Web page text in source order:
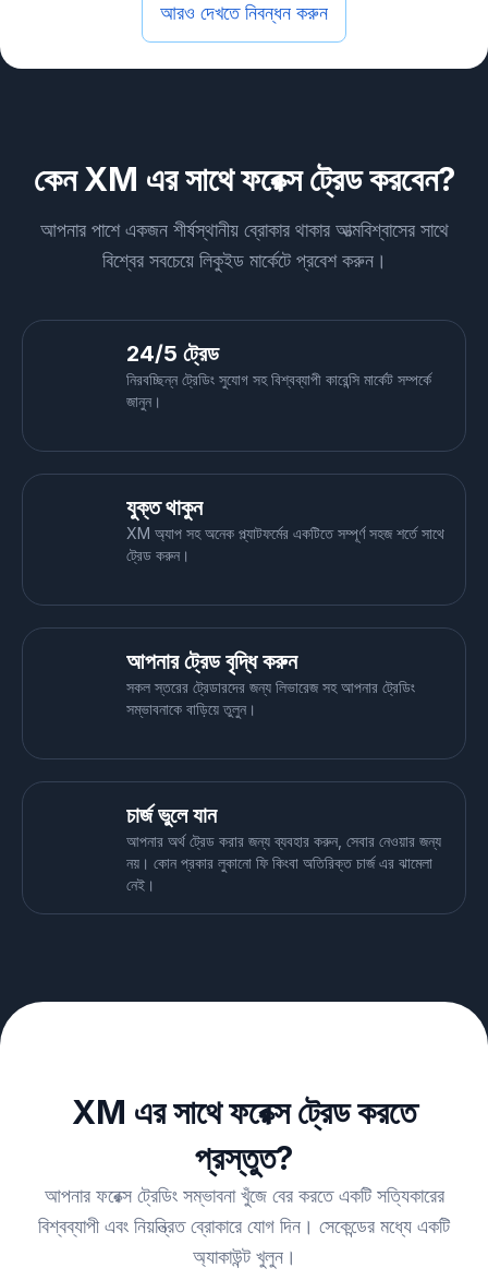
আরও দেখতে নিবন্ধন করুন
কেন XM এর সাথে ফরেক্স ট্রেড করবেন?
আপনার পাশে একজন শীর্ষস্থানীয় ব্রোকার থাকার আত্মবিশ্বাসের সাথে
বিশ্বের সবচেয়ে লিকুইড মার্কেটে প্রবেশ করুন।
24/5 ট্রেড
নিরবচ্ছিন্ন ট্রেডিং সুযোগ সহ বিশ্বব্যাপী কারেন্সি মার্কেট সম্পর্কে
জানুন।
যুক্ত থাকুন
XM অ্যাপ সহ অনেক প্ল্যাটফর্মের একটিতে সম্পূর্ণ সহজ শর্তে সাথে
ট্রেড করুন।
আপনার ট্রেড বৃদ্ধি করুন
সকল স্তরের ট্রেডারদের জন্য লিভারেজ সহ আপনার ট্রেডিং
সম্ভাবনাকে বাড়িয়ে তুলুন।
চার্জ ভুলে যান
আপনার অর্থ ট্রেড করার জন্য ব্যবহার করুন, সেবার নেওয়ার জন্য
নয়। কোন প্রকার লুকানো ফি কিংবা অতিরিক্ত চার্জ এর ঝামেলা
নেই।
XM এর সাথে ফরেক্স ট্রেড করতে
প্রস্তুত?
আপনার ফরেক্স ট্রেডিং সম্ভাবনা খুঁজে বের করতে একটি সত্যিকারের
বিশ্বব্যাপী এবং নিয়ন্ত্রিত ব্রোকারে যোগ দিন। সেকেন্ডের মধ্যে একটি
অ্যাকাউন্ট খুলুন।